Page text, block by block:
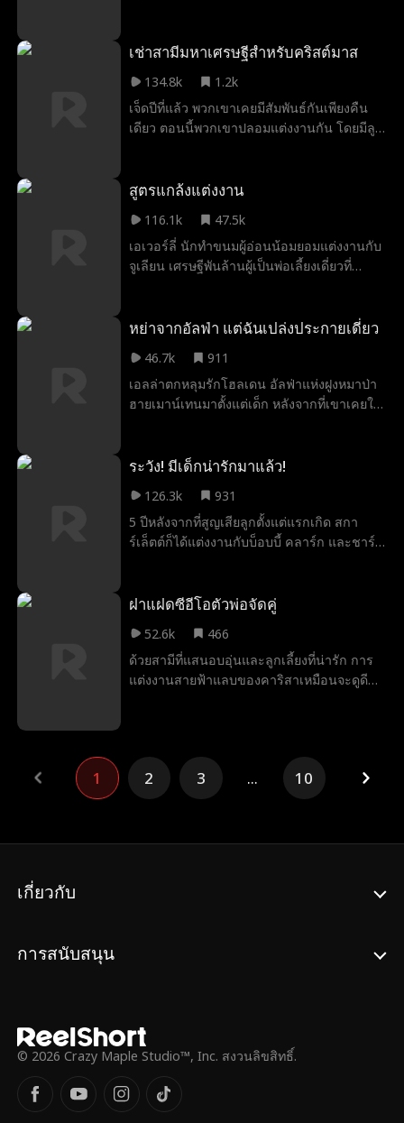
ด้วยความช่วยเหลือเล็ก ๆ น้อย ๆ จากลูกสาว
เผยออกมา
เช่าสามีมหาเศรษฐีสำหรับคริสต์มาส
134.8k
1.2k
เจ็ดปีที่แล้ว พวกเขาเคยมีสัมพันธ์กันเพียงคืน
เดียว ตอนนี้พวกเขาปลอมแต่งงานกัน โดยมีลูก
สูตรแกล้งแต่งงาน
116.1k
47.5k
เอเวอร์ลี่ นักทำขนมผู้อ่อนน้อมยอมแต่งงานกับ
จูเลียน เศรษฐีพันล้านผู้เป็นพ่อเลี้ยงเดี่ยวที่
แต่งงานปลอมๆกลายเป็นสูตรแห่งความรัก
ระหว่างนั้นก็ต้องต่อสู้กับศัตรูผู้หึงหวง อดีตคู่
หมั้นที่คอยสะกดรอยตาม และอดีตภรรยาที่บ้า
คลั่งที่ยอมทำทุกอย่างเพื่อทำลายความสัมพันธ์
หย่าจากอัลฟ่า แต่ฉันเปล่งประกายเดี่ยว
46.7k
911
เอลล่าตกหลุมรักโฮลเดน อัลฟ่าแห่งฝูงหมาป่า
ฮายเมาน์เทนมาตั้งแต่เด็ก หลังจากที่เขาเคยให้
ชะตา ทำให้เธอได้กลายเป็นราชินีของเขา ทว่า
เพียงเพราะอยากใช้อำนาจในตำแหน่งราชินี
เท่านั้น เขาจึงเปลี่ยนความรักให้กลายเป็น
ความเกลียดชัง ซ้ำร้ายด้วยแผนการร้ายของไอ
กระทั่งเธอแอบไปได้ยินแผนการของโฮลเดนที่
ตัดสินใจหย่าขาดและหนีไปพร้อมกับลูกในท้อง
ก่อนจะได้พบกับฝูงซิลเวอร์สโนว์ของเธออีก
ครั้ง และได้รู้ความจริงที่คาดไม่ถึงว่าแท้จริง
ระวัง! มีเด็กน่ารักมาแล้ว!
126.3k
931
5 ปีหลังจากที่สูญเสียลูกตั้งแต่แรกเกิด สกา
ร์เล็ตต์ก็ได้แต่งงานกับบ็อบบี้ คลาร์ก และชาร์ลี
ซีอีโอมหาเศรษฐี? หญิงสาวลึกลับที่เป็นแม่ของ
นี้สการ์เล็ตต์จะพบกับความสุขตลอดกาล?
ฝาแฝดซีอีโอตัวพ่อจัดคู่
52.6k
466
ด้วยสามีที่แสนอบอุ่นและลูกเลี้ยงที่น่ารัก การ
แต่งงานสายฟ้าแลบของคาริสาเหมือนจะดูดี
1 2 3 ... 10
เกี่ยวกับ
การสนับสนุน
© 2026 Crazy Maple Studio™, Inc. สงวนลิขสิทธิ์.